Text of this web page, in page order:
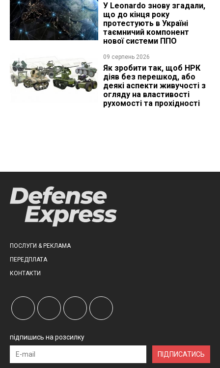
У Leonardo знову згадали,
що до кінця року
протестують в Україні
таємничий компонент
нової системи ППО
09 серпень 2026
Як зробити так, щоб НРК
діяв без перешкод, або
деякі аспекти живучості з
огляду на властивості
рухомості та прохідності
ПОСЛУГИ & РЕКЛАМА
ПЕРЕДПЛАТА
КОНТАКТИ
підпишись на розсилку
ПІДПИСАТИСЬ